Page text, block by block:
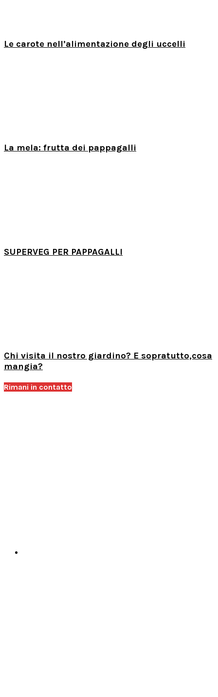
Le carote nell’alimentazione degli uccelli
La mela: frutta dei pappagalli
SUPERVEG PER PAPPAGALLI
Chi visita il nostro giardino? E sopratutto,cosa
mangia?
Rimani in contatto